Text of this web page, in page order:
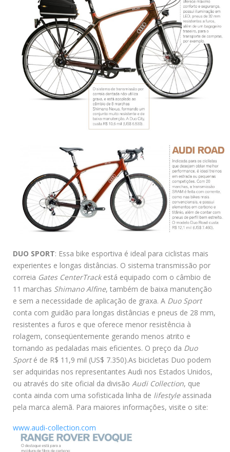
DUO SPORT: Essa bike esportiva é ideal para ciclistas mais
experientes e longas distâncias. O sistema transmissão por
correia Gates CenterTrackestá equipado com o câmbio de
11 marchas Shimano Alfine, também de baixa manutenção
e sem a necessidade de aplicação de graxa. A Duo Sport
conta com guidão para longas distâncias e pneus de 28 mm,
resistentes a furos e que oferece menor resistência à
rolagem, conseqüentemente gerando menos atrito e
tornando as pedaladas mais eficientes. O preço da Duo
Sporté de R$ 11,9 mil (US$ 7.350).As bicicletas Duo podem
ser adquiridas nos representantes Audi nos Estados Unidos,
ou através do site oficial da divisão Audi Collection, que
conta ainda com uma sofisticada linha de lifestyleassinada
pela marca alemã. Para maiores informações, visite o site:
www.audi-collection.com